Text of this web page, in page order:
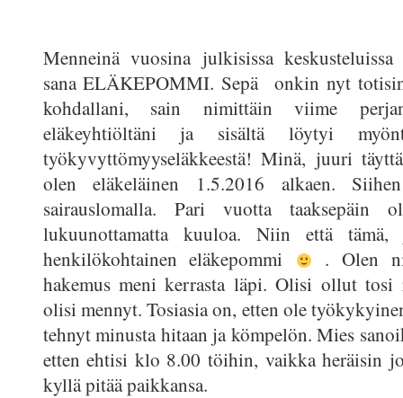
Menneinä vuosina julkisissa
sana ELÄKEPOMMI. Sepä onkin nyt
kohdallani, sain nimittäin viime
eläkeyhtiöltäni ja sisältä löytyi
työkyvyttömyyseläkkeestä! Minä, juuri
olen eläkeläinen 1.5.2016 alkaen.
sairauslomalla. Pari vuotta taaksepäin
lukuunottamatta kuuloa. Niin että
henkilökohtainen eläkepommi
. Olen
hakemus meni kerrasta läpi. Olisi ollut tosi
olisi mennyt. Tosiasia on, etten ole
tehnyt minusta hitaan ja kömpelön. Mies
etten ehtisi klo 8.00 töihin, vaikka heräisin
kyllä pitää paikkansa.